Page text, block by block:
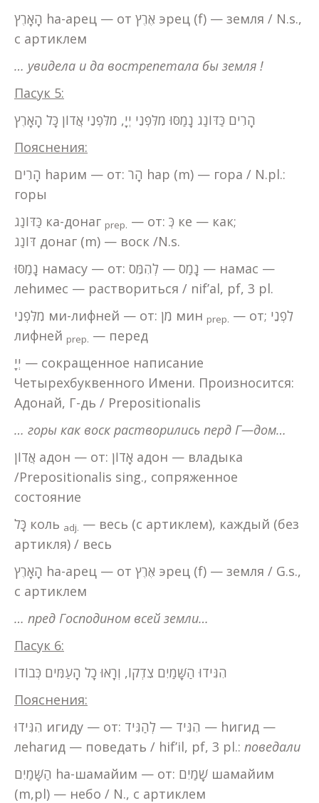
הָאָרֶץ hа-арец — от אֶרֶץ эрец (f) — земля / N.s.,
с артиклем
… увидела и да вострепетала бы земля !
Пасук 5:
הָרִים כַּדּוֹנַג נָמַסּוּ מִלִּפְנֵי יְיָ, מִלִּפְנֵי אֲדוֹן כָּל הָאָרֶץ
Пояснения:
הָרִים hарим — от: הָר hар (m) — гора / N.pl.:
горы
כַּדּוֹנַג ка-донаг prep.
— от: כְּ ке — как;
דּוֹנַג донаг (m) — воск /N.s.
נָמַסּוּ намасу — от: נָמַס — לְהִמֵּס — намас —
леhимес — раствориться / nif’al, pf, 3 pl.
מִלִּפְנֵי ми-лифней — от: מִן мин prep. — от; לִפְנֵי
лифней prep. — перед
יְיָ — сокращенное написание
Четырехбуквенного Имени. Произносится:
Адонай, Г-дь / Prepositionalis
… горы как воск растворились перд Г—дом…
אֲדוֹן адон — от: אָדוֹן адон — владыка
/Prepositionalis sing., сопряженное
состояние
כָּל коль adj. — весь (с артиклем), каждый (без
артикля) / весь
הָאָרֶץ hа-арец — от אֶרֶץ эрец (f) — земля / G.s.,
с артиклем
… пред Господином всей земли…
Пасук 6:
הִגִּידוּ הַשָּׁמַיִם צִדְקוֹ, וְרָאוּ כָל הָעַמִּים כְּבוֹדוֹ
Пояснения:
הִגִּידוּ игиду — от: הִגִּיד — לְהַגִּיד — hигид —
леhагид — поведать / hif’il, pf, 3 pl.: поведали
הַשָּׁמַיִם hа-шамайим — от: שָׁמַיִם шамайим
(m,pl) — небо / N., с артиклем